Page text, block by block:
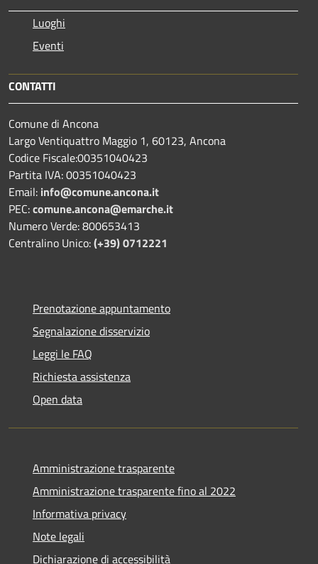
Luoghi
Eventi
CONTATTI
Comune di Ancona
Largo Ventiquattro Maggio 1, 60123, Ancona
Codice Fiscale:00351040423
Partita IVA: 00351040423
Email: info@comune.ancona.it
PEC:comune.ancona@emarche.it
Numero Verde: 800653413
Centralino Unico:(+39) 0712221
Prenotazione appuntamento
Segnalazione disservizio
Leggi le FAQ
Richiesta assistenza
Open data
Amministrazione trasparente
Amministrazione trasparente fino al 2022
Informativa privacy
Note legali
Dichiarazione di accessibilità